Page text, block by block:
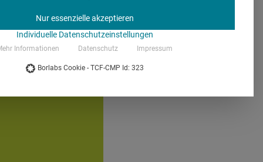
Nur essenzielle akzeptieren
Individuelle Datenschutzeinstellungen
Informationen Datenschutz Impressum
Borlabs Cookie - TCF-CMP Id: 323